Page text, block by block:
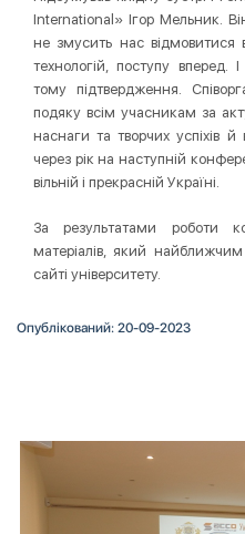
Іnternational» Ігор Мельник.
не змусить нас відмовитися
технологій, поступу вперед.
тому підтвердження.
подяку всім учасникам за
наснаги та творчих успіхів й
через рік на наступній
вільній і прекрасній Україні.
За результатами роботи
матеріалів, який
сайті університету.
Опублікований: 20-09-2023